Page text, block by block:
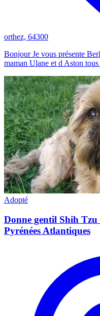
orthez, 64300
Bonjour Je vous présente
maman Ulane et d Aston
Adopté
Donne gentil Shih Tzu
Pyrénées Atlantiques